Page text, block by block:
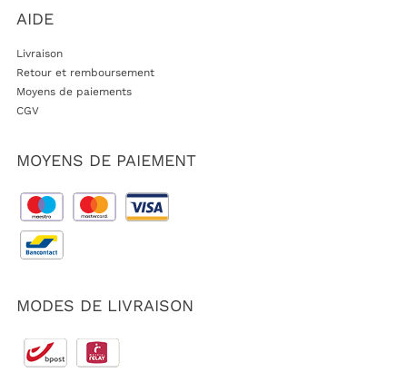
AIDE
Livraison
Retour et remboursement
Moyens de paiements
CGV
MOYENS DE PAIEMENT
MODES DE LIVRAISON